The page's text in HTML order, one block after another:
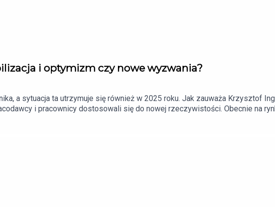
i optymizm czy nowe wyzwania?
a sytuacja ta utrzymuje się również w 2025 roku. Jak zauważa Krzysztof
i pracownicy dostosowali się do nowej rzeczywistości. Obecnie na
zatrudnienia.